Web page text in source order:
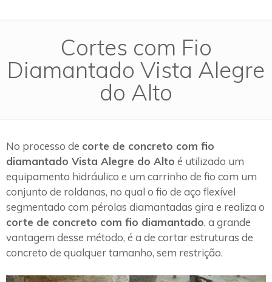
Cortes com Fio
Diamantado Vista Alegre
do Alto
No processo de corte de concreto com fio
diamantado Vista Alegre do Alto é utilizado um
equipamento hidráulico e um carrinho de fio com um
conjunto de roldanas, no qual o fio de aço flexível
segmentado com pérolas diamantadas gira e realiza o
corte de concreto com fio diamantado, a grande
vantagem desse método, é a de cortar estruturas de
concreto de qualquer tamanho, sem restrição.